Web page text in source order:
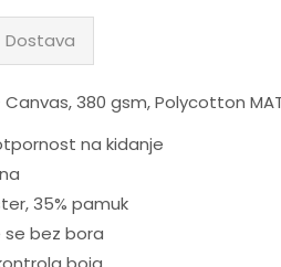
Dostava
380 gsm, Polycotton
na kidanje
35% pamuk
se bez bora